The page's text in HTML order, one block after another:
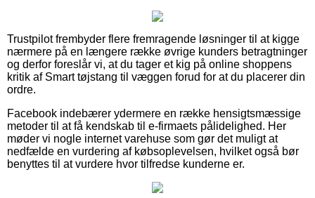
Trustpilot frembyder flere fremragende løsninger til at kigge
nærmere på en længere række øvrige kunders betragtninger
og derfor foreslår vi, at du tager et kig på online shoppens
kritik af Smart tøjstang til væggen forud for at du placerer din
ordre.
Facebook indebærer ydermere en række hensigtsmæssige
metoder til at få kendskab til e-firmaets pålidelighed. Her
møder vi nogle internet varehuse som gør det muligt at
nedfælde en vurdering af købsoplevelsen, hvilket også bør
benyttes til at vurdere hvor tilfredse kunderne er.